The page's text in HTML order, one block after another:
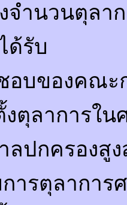
จำนวนตุลา
ด้รับ
อบของคณะ
งตุลาการใ
ลปกครองสู
ารตุลาการ